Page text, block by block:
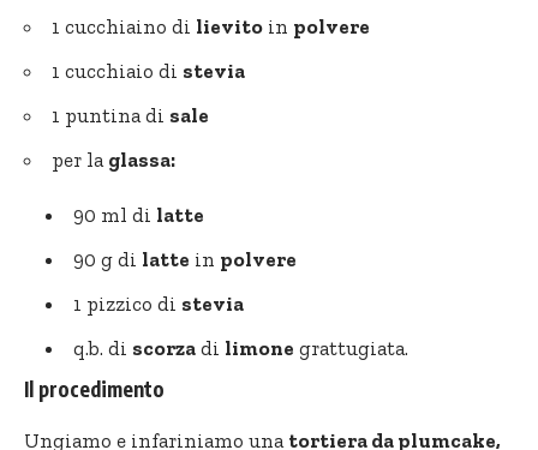
1 cucchiaino di lievito in polvere
1 cucchiaio di stevia
1 puntina di sale
per la glassa:
90 ml di latte
90 g di latte in polvere
1 pizzico di stevia
q.b. di scorza di limone grattugiata.
Il procedimento
Ungiamo e infariniamo una tortiera da plumcake,